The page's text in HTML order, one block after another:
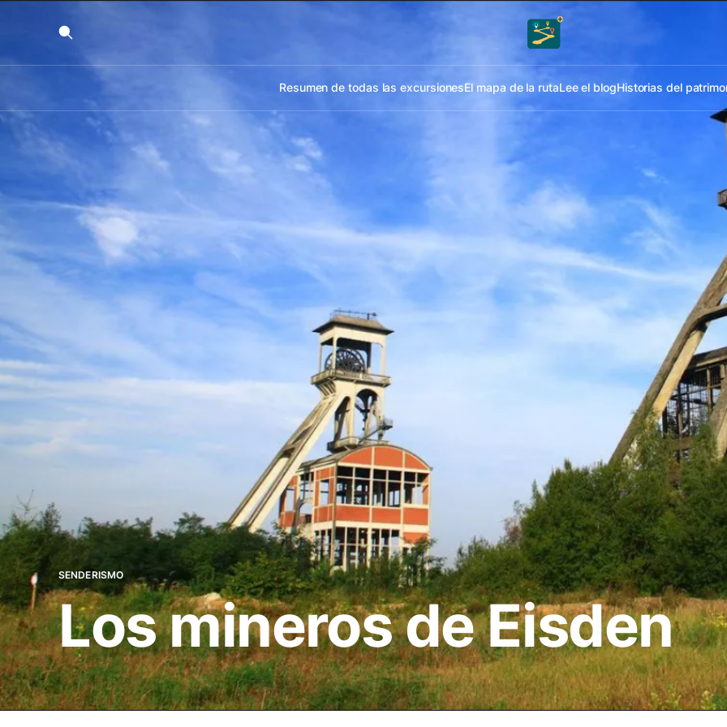
Resumen de todas las excursionesEl mapa de la rutaLee el blogHistorias del
SENDERISMO
Los mineros de Eisden